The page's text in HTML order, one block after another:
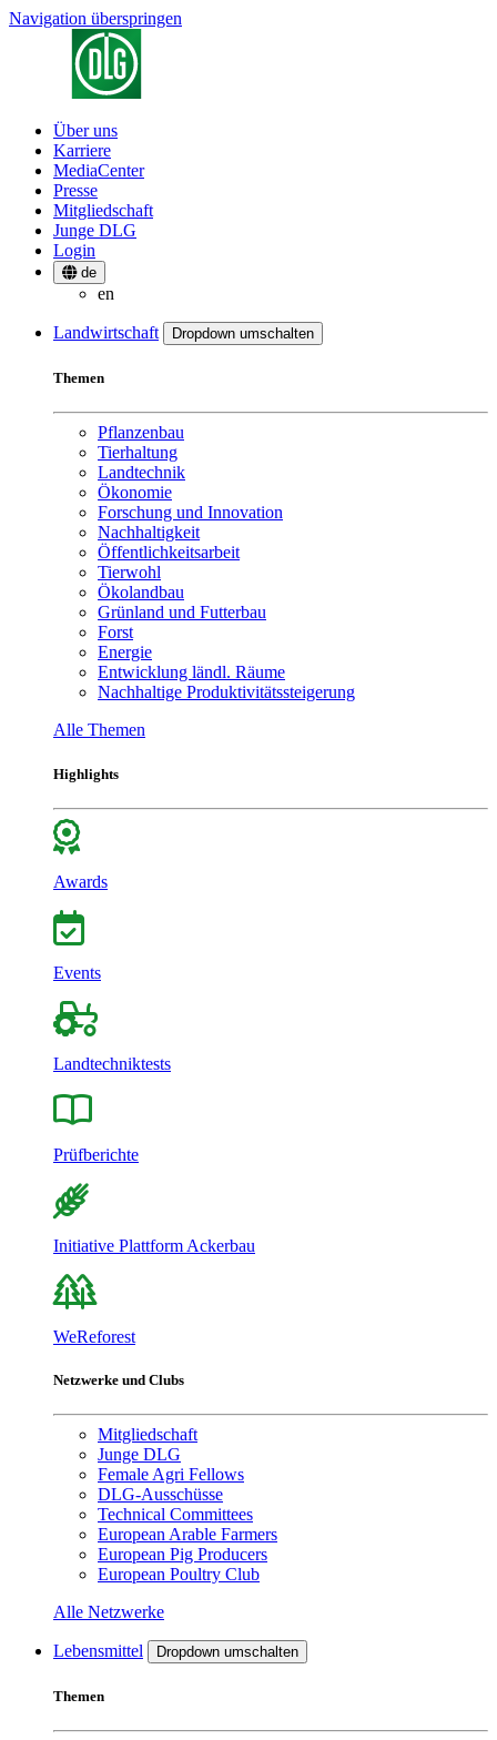
Navigation überspringen
Über uns
Karriere
MediaCenter
Presse
Mitgliedschaft
Junge DLG
Login
de
en
Landwirtschaft Dropdown umschalten
Themen
Pflanzenbau
Tierhaltung
Landtechnik
Ökonomie
Forschung und Innovation
Nachhaltigkeit
Öffentlichkeitsarbeit
Tierwohl
Ökolandbau
Grünland und Futterbau
Forst
Energie
Entwicklung ländl. Räume
Nachhaltige Produktivitätssteigerung
Alle Themen
Highlights
Awards
Events
Landtechniktests
Prüfberichte
Initiative Plattform Ackerbau
WeReforest
Netzwerke und Clubs
Mitgliedschaft
Junge DLG
Female Agri Fellows
DLG-Ausschüsse
Technical Committees
European Arable Farmers
European Pig Producers
European Poultry Club
Alle Netzwerke
Lebensmittel Dropdown umschalten
Themen